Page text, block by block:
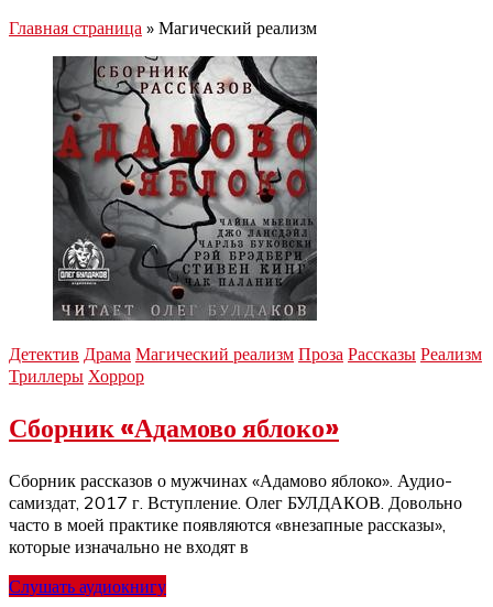
Главная страница » Магический реализм
Детектив Драма Магический реализм Проза Рассказы Реализм
Триллеры Хоррор
Сборник «Адамово яблоко»
Сборник рассказов о мужчинах «Адамово яблоко». Аудио-
самиздат, 2017 г. Вступление. Олег БУЛДАКОВ. Довольно
часто в моей практике появляются «внезапные рассказы»,
которые изначально не входят в
Слушать аудиокнигу